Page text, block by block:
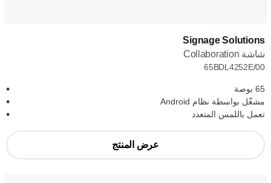
Signage Solutions
شاشة Collaboration
65BDL4252E/00
65 بوصة
مشغّل بواسطة نظام Android
تعمل باللمس المتعدد
عرض المنتج